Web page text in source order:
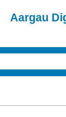
Aargau